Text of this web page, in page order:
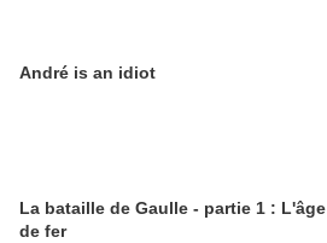
André is an idiot
La bataille de Gaulle - partie 1 : L'âge
de fer